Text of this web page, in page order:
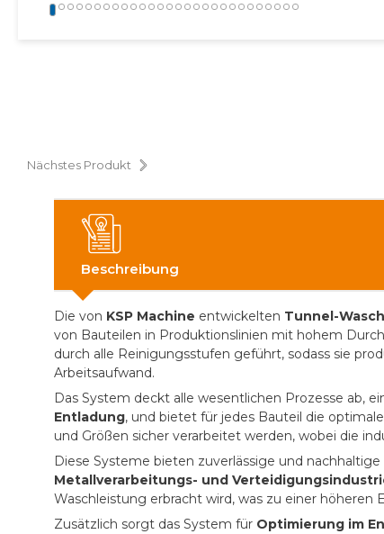
Nächstes Produkt
Beschreibung
Die von KSP Machine entwickelten Tunnel-
von Bauteilen in Produktionslinien mit hohem
durch alle Reinigungsstufen geführt, sodass sie
Arbeitsaufwand.
Das System deckt alle wesentlichen Prozesse ab,
Entladung, und bietet für jedes Bauteil die
und Größen sicher verarbeitet werden, wobei die
Diese Systeme bieten zuverlässige und
Metallverarbeitungs- und
Waschleistung erbracht wird, was zu einer höheren
Zusätzlich sorgt das System für Optimierung im